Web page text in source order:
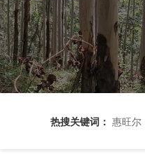
热搜关键词： 惠旺尔